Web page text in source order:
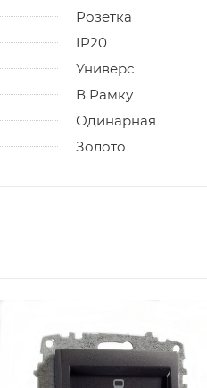
Розетка
IP20
Универс
В Рамку
Одинарная
Золото